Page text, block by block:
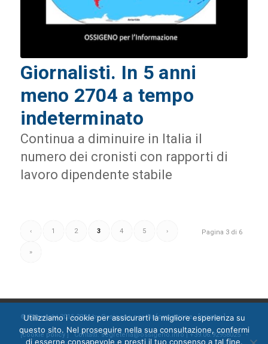
Giornalisti. In 5 anni
meno 2704 a tempo
indeterminato
Continua a diminuire in Italia il
numero dei cronisti con rapporti di
lavoro dipendente stabile
Pagina 3 di 6
‹ 1 2 3 4 5 ›
»
© Copyright 2015-2024 by Ossigeno per l'informazione [privacy]
[cookie policy ] Contatti: segreteria@ossigeno.info | +39.06.92958025 -
Utilizziamo i cookie per assicurarti la migliore esperienza su
questo sito. Nel proseguire nella sua consultazione, confermi
di esserne consapevole e presti il tuo consenso a tal fine.